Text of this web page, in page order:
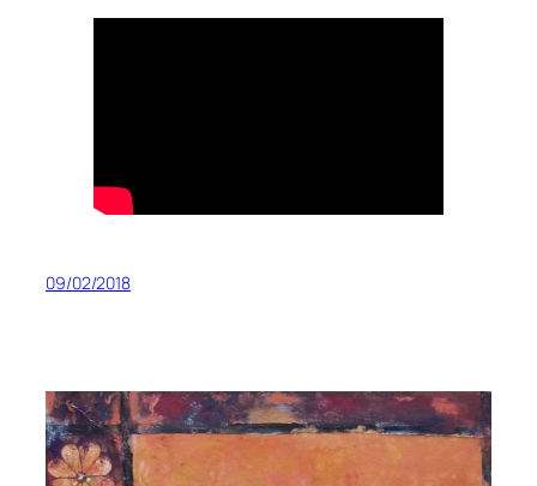
09/02/2018